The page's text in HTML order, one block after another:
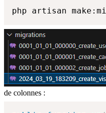
php artisan
de colonnes :